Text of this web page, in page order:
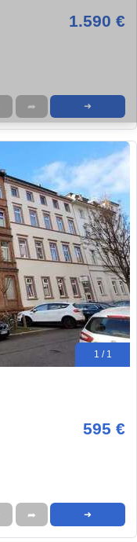
1.590 €
➦ ➜
1 / 1
595 €
➦ ➜